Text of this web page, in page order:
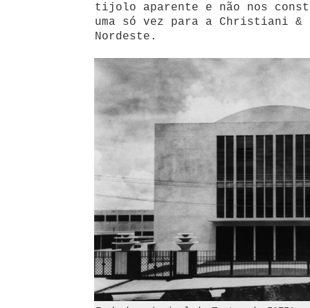
tijolo aparente e não nos
uma só vez para a Christiani &
Nordeste.